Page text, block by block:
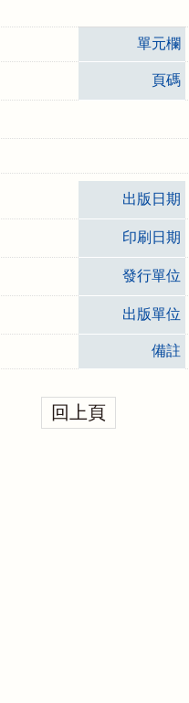
單元欄
頁碼
出版日期
印刷日期
發行單位
出版單位
備註
回上頁